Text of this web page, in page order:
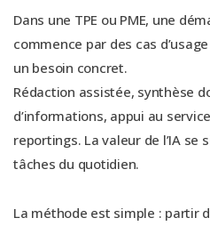
Dans une TPE ou PME, une
commence par des cas
un besoin concret.
Rédaction assistée, synthèse
d’informations, appui au
reportings. La valeur de l’IA se
tâches du quotidien.
La méthode est simple : partir